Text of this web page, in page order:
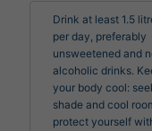
Drink at least 1.5
per day, preferably
unsweetened and
alcoholic drinks.
your body cool:
shade and cool
protect yourself